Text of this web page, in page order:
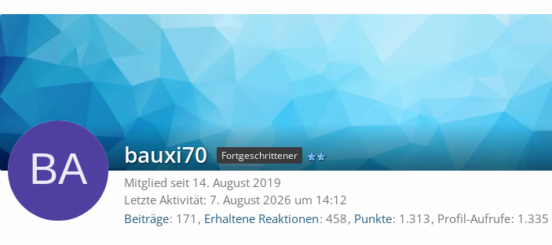
bauxi70 Fortgeschrittener
Mitglied seit 14. August 2019
Letzte Aktivität: 7. August 2026 um 14:12
Beiträge 171 Erhaltene Reaktionen 458 Punkte 1.313 Profil-Aufrufe 1.335